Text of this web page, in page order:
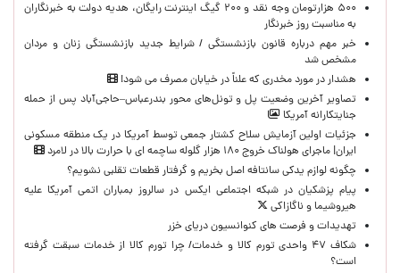
۵۰۰ هزارتومان وجه نقد و ۲۰۰ گیگ اینترنت رایگان، هدیه دولت به خبرنگاران
به مناسبت روز خبرنگار
خبر مهم درباره قانون بازنشستگی / شرایط جدید بازنشستگی زنان و مردان
مشخص شد
هشدار در مورد مخدری که علناً در خیابان مصرف می شود!
تصاویر آخرین وضعیت پل و تونل‌های محور بندرعباس–حاجی‌آباد پس از حمله
جنایتکارانه آمریکا
جزئیات اولین آزمایش سلاح کشتار جمعی توسط آمریکا در یک منطقه مسکونی
ایران| ماجرای هولناک خروج ۱۸۰ هزار گلوله ساچمه ای با حرارت بالا در لامرد
چگونه لوازم یدکی سانتافه اصل بخریم و گرفتار قطعات تقلبی نشویم؟
پیام پزشکیان در شبکه اجتماعی ایکس در سالروز بمباران اتمی آمریکا علیه
هیروشیما و ناگازاکی
تهدیدات و فرصت های کنوانسیون دریای خزر
شکاف ۴۷ واحدی تورم کالا و خدمات/ چرا تورم کالا از خدمات سبقت گرفته
است؟